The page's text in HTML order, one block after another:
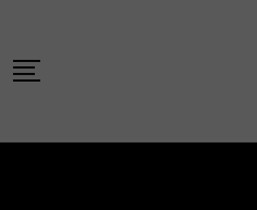
content